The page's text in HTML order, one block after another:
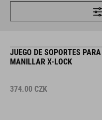
JUEGO DE SOPORTES PARA
MANILLAR X-LOCK
374.00 CZK